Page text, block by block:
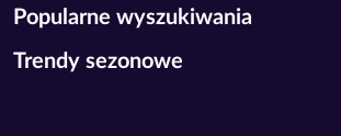
Popularne wyszukiwania
Trendy sezonowe